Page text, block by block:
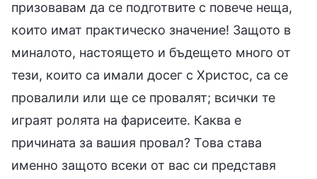
призовавам да се подготвите с повече неща,
които имат практическо значение! Защото в
миналото, настоящето и бъдещето много от
тези, които са имали досег с Христос, са се
провалили или ще се провалят; всички те
играят ролята на фарисеите. Каква е
причината за вашия провал? Това става
именно защото всеки от вас си представя